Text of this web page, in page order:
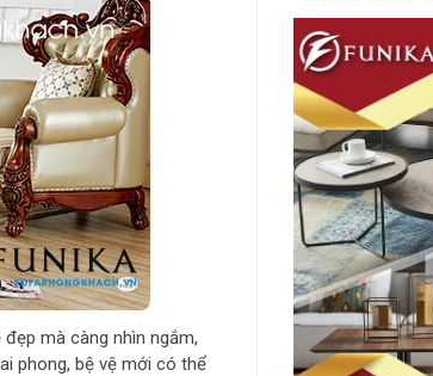
mà càng nhìn ngắm,
phong, bệ vệ mới có thể